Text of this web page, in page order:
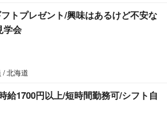
トプレゼント/興味はあるけど不安な
学会
/ 北海道
給1700円以上/短時間勤務可/シフト自